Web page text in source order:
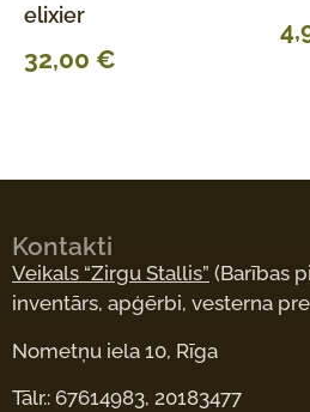
elixier
32,00 €
Kontakti
Veikals “Zirgu Stallis” (Barības
inventārs, apģērbi, vesterna
Nometņu iela 10, Rīga
Tālr.: 67614983, 20183477